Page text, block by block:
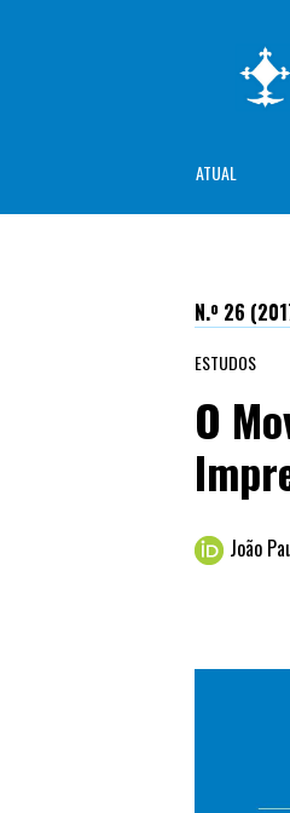
ATUAL
N.º 26
ESTUDOS
O
João